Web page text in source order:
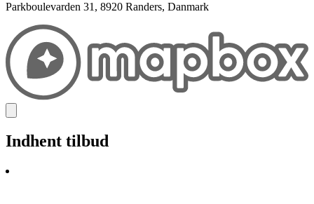
Parkboulevarden 31, 8920 Randers, Danmark
Indhent tilbud